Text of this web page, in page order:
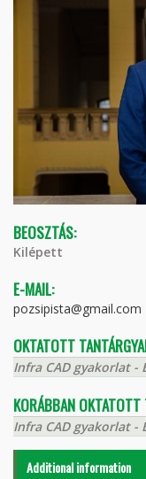
BEOSZTÁS:
Kilépett
E-MAIL:
pozsipista@gmail.com
OKTATOTT
Infra CAD gyakorlat -
KORÁBBAN OKTATOTT
Infra CAD gyakorlat -
Additional information